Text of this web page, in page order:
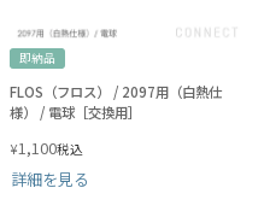
即納品
FLOS（フロス） / 2097用（白熱仕
様） / 電球［交換用］
¥1,100税込
詳細を見る